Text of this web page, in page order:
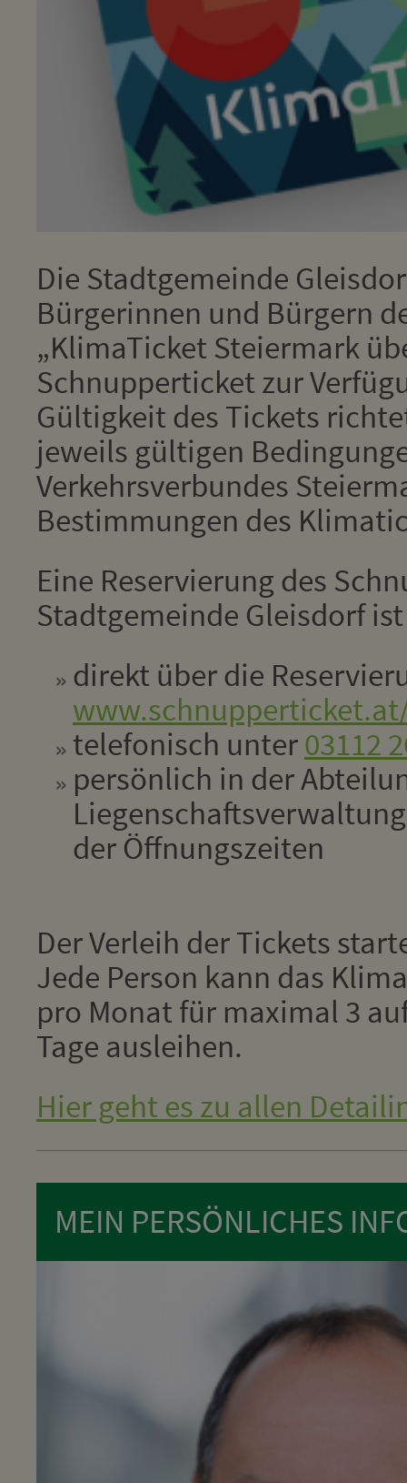
Die Stadtgemeinde
Bürgerinnen und Bürgern
„KlimaTicket Steiermark
Schnupperticket zur
Gültigkeit des Tickets
jeweils gültigen
Verkehrsverbundes
Bestimmungen des
Eine Reservierung des
Stadtgemeinde Gleisdorf
direkt über die
telefonisch unter03112
persönlich in der
der Öffnungszeiten
Der Verleih der Tickets
Jede Person kann das
pro Monat für maximal 3
Tage ausleihen.
Hier geht es zu allen
MEIN PERSÖNLICHES